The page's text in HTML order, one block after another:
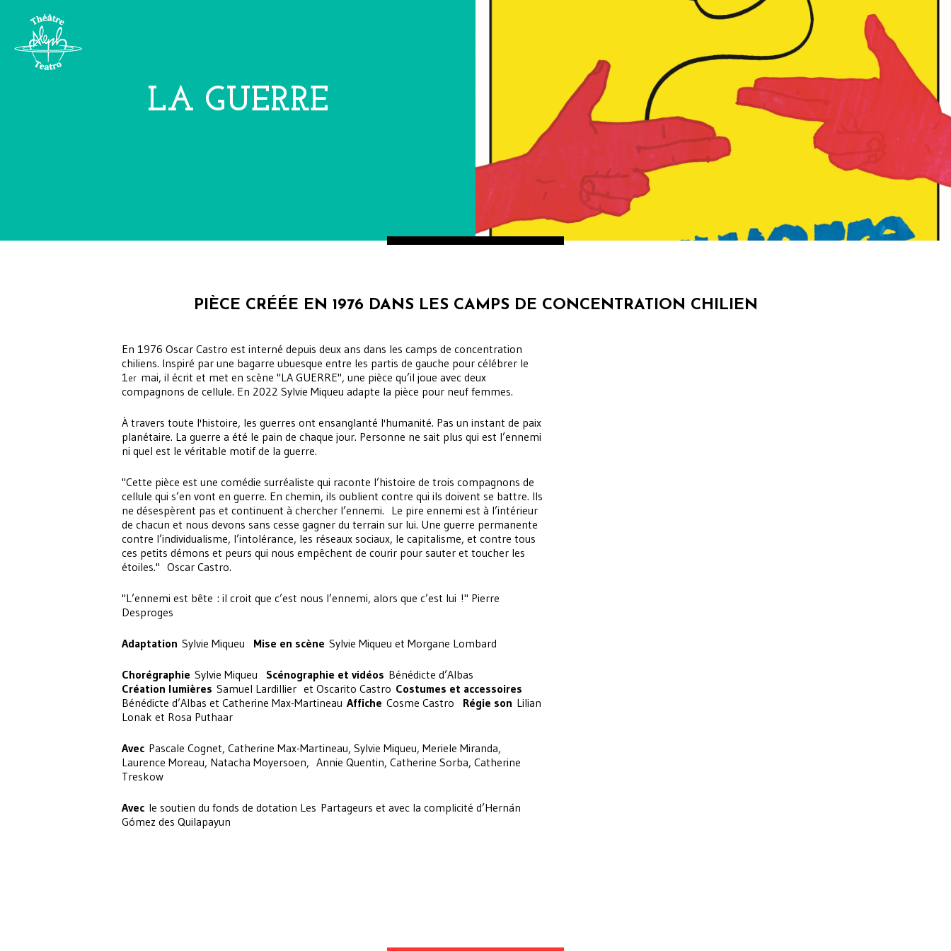
LA GUERRE
PIÈCE CRÉÉE EN 1976 DANS LES CAMPS DE CONCENTRATION CHILIEN
En 1976 Oscar Castro est interné depuis deux ans dans les camps de concentration
chiliens. Inspiré par une bagarre ubuesque entre les partis de gauche pour célébrer le
1er mai, il écrit et met en scène "LA GUERRE", une pièce qu’il joue avec deux
compagnons de cellule. En 2022 Sylvie Miqueu adapte la pièce pour neuf femmes.
À travers toute l'histoire, les guerres ont ensanglanté l'humanité. Pas un instant de paix
planétaire. La guerre a été le pain de chaque jour. Personne ne sait plus qui est l’ennemi
ni quel est le véritable motif de la guerre.
"Cette pièce est une comédie surréaliste qui raconte l’histoire de trois compagnons de
cellule qui s’en vont en guerre. En chemin, ils oublient contre qui ils doivent se battre. Ils
ne désespèrent pas et continuent à chercher l’ennemi. Le pire ennemi est à l’intérieur
de chacun et nous devons sans cesse gagner du terrain sur lui. Une guerre permanente
contre l’individualisme, l’intolérance, les réseaux sociaux, le capitalisme, et contre tous
ces petits démons et peurs qui nous empêchent de courir pour sauter et toucher les
étoiles." Oscar Castro.
"L’ennemi est bête : il croit que c’est nous l’ennemi, alors que c’est lui !" Pierre
Desproges
Adaptation Sylvie Miqueu Mise en scène Sylvie Miqueu et Morgane Lombard
Chorégraphie Sylvie Miqueu Scénographie et vidéos Bénédicte d’Albas
Création lumières Samuel Lardillier et Oscarito Castro Costumes et accessoires
Bénédicte d’Albas et Catherine Max-Martineau Affiche Cosme Castro Régie son Lilian
Lonak et Rosa Puthaar
Avec Pascale Cognet, Catherine Max-Martineau, Sylvie Miqueu, Meriele Miranda,
Laurence Moreau, Natacha Moyersoen, Annie Quentin, Catherine Sorba, Catherine
Treskow
Avec le soutien du fonds de dotation Les Partageurs et avec la complicité d’Hernán
Gómez des Quilapayun